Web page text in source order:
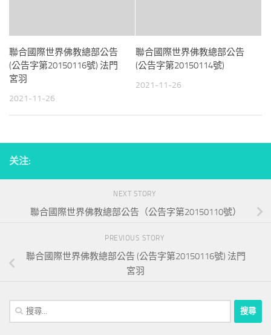
聯合國際世界佛教總部公告
(公告字第20150116號) 法門
宮羽
2021-11-26
聯合國際世界佛教總部公告
(公告字第20150114號)
2021-11-26
关注:
NEXT STORY
聯合國際世界佛教總部公告（公告字第20150110號）
PREVIOUS STORY
聯合國際世界佛教總部公告 (公告字第20150116號) 法門
宮羽
搜
尋